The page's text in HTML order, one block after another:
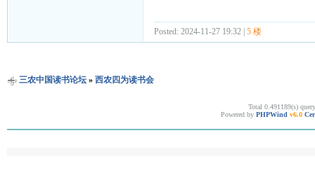
Posted: 2024-11-27 19:32 | 5 楼
三农中国读书论坛» 西农四为读书会
Total 0.491189(s)
Powered by PHPWind v6.0